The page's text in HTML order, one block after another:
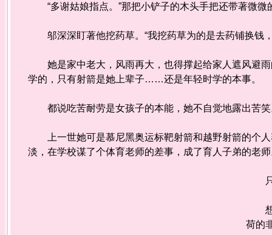
“多谢姑娘指点。”那把小铲子的木头手把还带著微微
邬深深盯著他挖药草。“我挖药草为的是去药铺换钱
她是家中老大，风雨再大，也得撑起给家人遮风避
学的，只有射箭是她上辈子……还是年轻时学的本事。
都说吃苦耐劳是女孩子的本能，她不自觉地露出苦
上一世她可是慕尼黑奥运标靶射箭和越野射箭的个人
淡，在学校谋了个体育老师的差事，成了育人子弟的老
只
想
荷的